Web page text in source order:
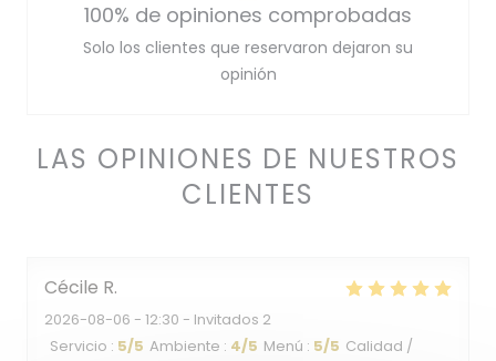
LAS OPINIONES DE NUESTROS
CLIENTES
Cécile R
2026-08-06 - 12:30 - Invitados 2
Servicio : 5/5 Ambiente : 4/5 Menú : 5/5 Calidad /
100% de opiniones comprobadas
Solo los clientes que reservaron dejaron su
opinión